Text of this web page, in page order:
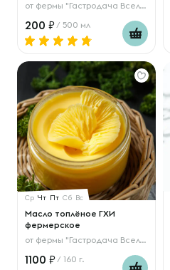
от фермы "Гастродача Вселуг"
200 / 500 мл
Ср Чт Пт Сб Вс
Масло топлёное ГХИ
фермерское
от фермы "Гастродача Вселуг"
1100 / 160 г.